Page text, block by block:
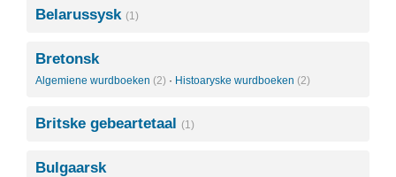
Belarussysk (1)
Bretonsk
Algemiene wurdboeken (2) · Histoaryske wurdboeken (2)
Britske gebeartetaal (1)
Bulgaarsk